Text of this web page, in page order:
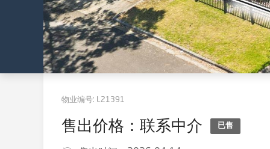
物业编号: L21391
售出价格：联系中介 已售